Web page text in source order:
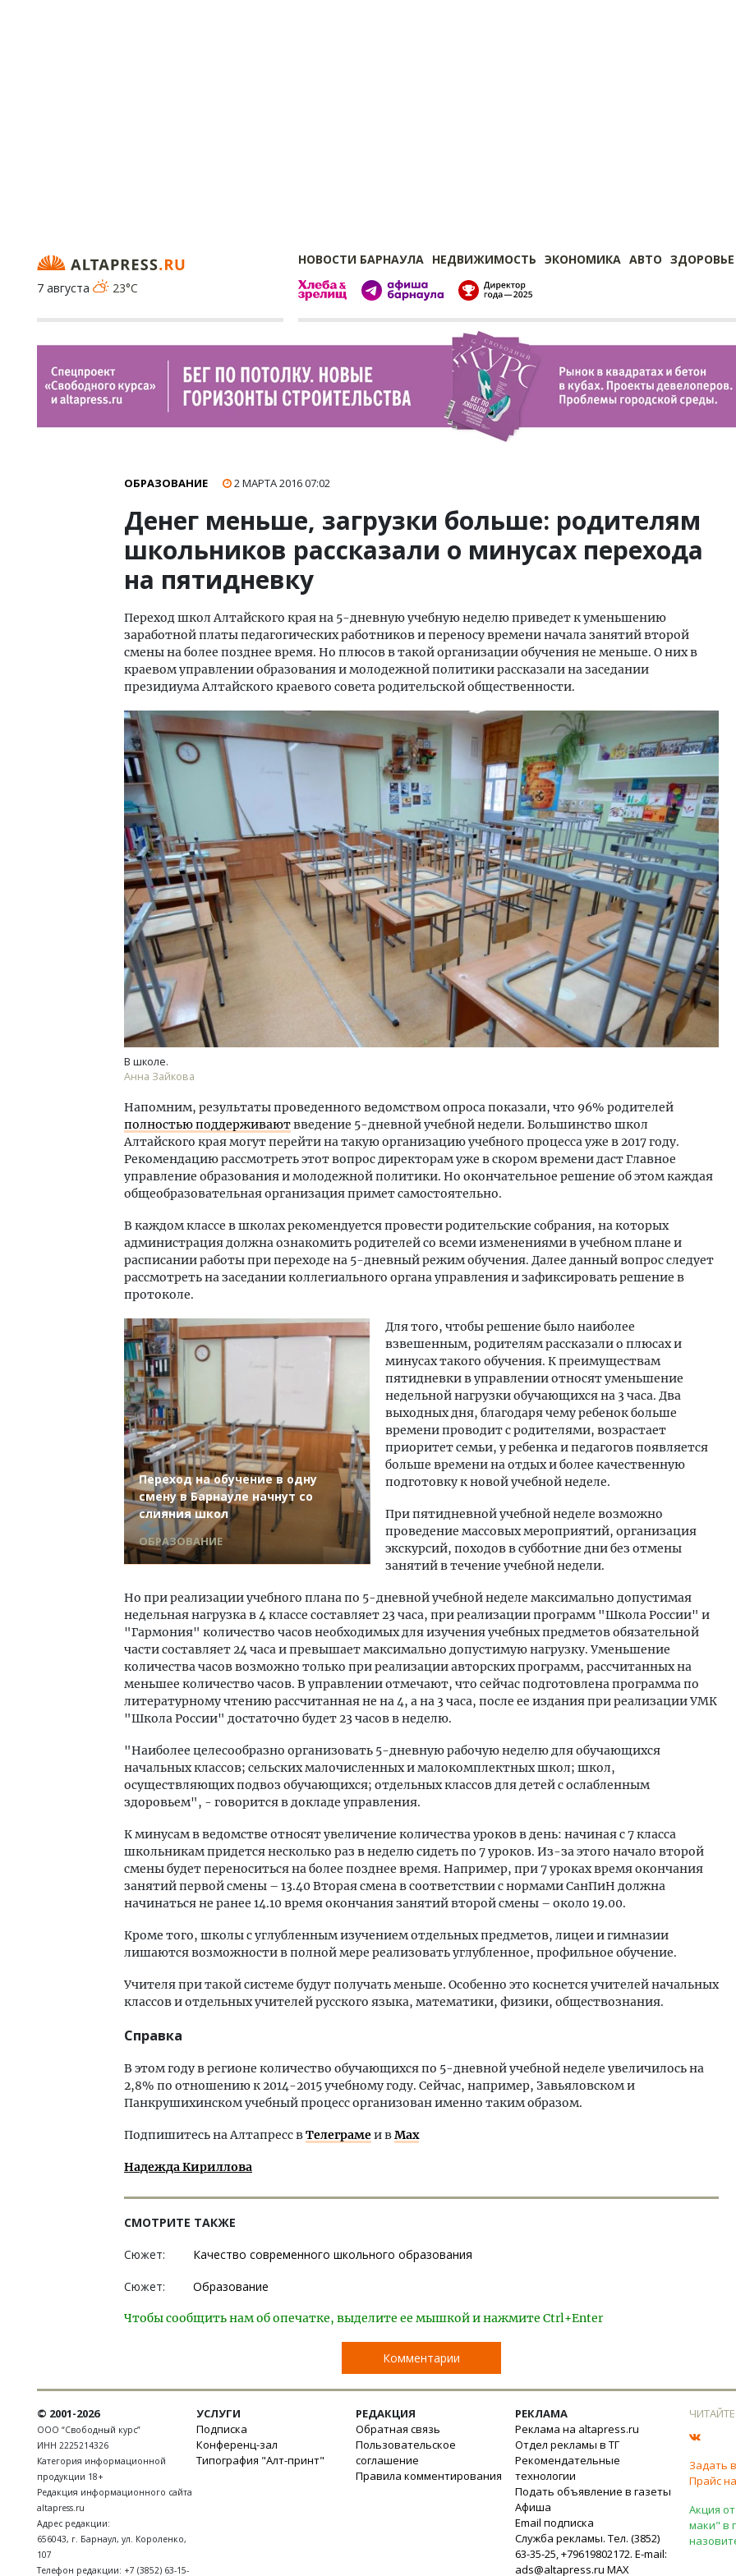
НОВОСТИ БАРНАУЛА НЕДВИЖИМОСТЬ ЭКОНОМИКА АВТО ЗДОРОВЬЕ
7 августа
23°C
ОБРАЗОВАНИЕ 2 МАРТА 201607:02
Денег меньше, загрузки больше: родителям
школьников рассказали о минусах перехода
на пятидневку
Переход школ Алтайского края на 5-дневную учебную неделю приведет к уменьшению
заработной платы педагогических работников и переносу времени начала занятий второй
смены на более позднее время. Но плюсов в такой организации обучения не меньше. О них в
краевом управлении образования и молодежной политики рассказали на заседании
президиума Алтайского краевого совета родительской общественности.
В школе.
Анна Зайкова
Напомним, результаты проведенного ведомством опроса показали, что 96% родителей
полностью поддерживаютвведение 5-дневной учебной недели. Большинство школ
Алтайского края могут перейти на такую организацию учебного процесса уже в 2017 году.
Рекомендацию рассмотреть этот вопрос директорам уже в скором времени даст Главное
управление образования и молодежной политики. Но окончательное решение об этом каждая
общеобразовательная организация примет самостоятельно.
В каждом классе в школах рекомендуется провести родительские собрания, на которых
администрация должна ознакомить родителей со всеми изменениями в учебном плане и
расписании работы при переходе на 5-дневный режим обучения. Далее данный вопрос следует
рассмотреть на заседании коллегиального органа управления и зафиксировать решение в
протоколе.
Переход на обучение в одну
смену в Барнауле начнут со
слияния школ
ОБРАЗОВАНИЕ
Для того, чтобы решение было наиболее
взвешенным, родителям рассказали о плюсах и
минусах такого обучения. К преимуществам
пятидневки в управлении относят уменьшение
недельной нагрузки обучающихся на 3 часа. Два
выходных дня, благодаря чему ребенок больше
времени проводит с родителями, возрастает
приоритет семьи, у ребенка и педагогов появляется
больше времени на отдых и более качественную
подготовку к новой учебной неделе.
При пятидневной учебной неделе возможно
проведение массовых мероприятий, организация
экскурсий, походов в субботние дни без отмены
занятий в течение учебной недели.
Но при реализации учебного плана по 5-дневной учебной неделе максимально допустимая
недельная нагрузка в 4 классе составляет 23 часа, при реализации программ "Школа России" и
"Гармония" количество часов необходимых для изучения учебных предметов обязательной
части составляет 24 часа и превышает максимально допустимую нагрузку. Уменьшение
количества часов возможно только при реализации авторских программ, рассчитанных на
меньшее количество часов. В управлении отмечают, что сейчас подготовлена программа по
литературному чтению рассчитанная не на 4, а на 3 часа, после ее издания при реализации УМК
"Школа России" достаточно будет 23 часов в неделю.
"Наиболее целесообразно организовать 5-дневную рабочую неделю для обучающихся
начальных классов; сельских малочисленных и малокомплектных школ; школ,
осуществляющих подвоз обучающихся; отдельных классов для детей с ослабленным
здоровьем", - говорится в докладе управления.
К минусам в ведомстве относят увеличение количества уроков в день: начиная с 7 класса
школьникам придется несколько раз в неделю сидеть по 7 уроков. Из-за этого начало второй
смены будет переноситься на более позднее время. Например, при 7 уроках время окончания
занятий первой смены – 13.40 Вторая смена в соответствии с нормами СанПиН должна
начинаться не ранее 14.10 время окончания занятий второй смены – около 19.00.
Кроме того, школы с углубленным изучением отдельных предметов, лицеи и гимназии
лишаются возможности в полной мере реализовать углубленное, профильное обучение.
Учителя при такой системе будут получать меньше. Особенно это коснется учителей начальных
классов и отдельных учителей русского языка, математики, физики, обществознания.
Справка
В этом году в регионе количество обучающихся по 5-дневной учебной неделе увеличилось на
2,8% по отношению к 2014-2015 учебному году. Сейчас, например, Завьяловском и
Панкрушихинском учебный процесс организован именно таким образом.
Подпишитесь на Алтапресс вТелеграмеи вMax
Надежда Кириллова
СМОТРИТЕ ТАКЖЕ
Сюжет: Качество современного школьного образования
Сюжет: Образование
Чтобы сообщить нам об опечатке, выделите ее мышкой и нажмите Ctrl+Enter
Комментарии
Смелость архитектурных
Генеральный директор
ЗИАС — об эстетике
трендах в фасадах и
СТРОИТЕЛЬСТВО
© 2001-2026
ООО “Свободный курс”
ИНН 2225214326
Категория информационной
продукции 18+
Редакция информационного сайта
altapress.ru
Адрес редакции:
656043, г. Барнаул, ул. Короленко,
107
Телефон редакции: +7 (3852) 63-15-
УСЛУГИ
Подписка
Конференц-зал
Типография "Алт-принт"
РЕДАКЦИЯ
Обратная связь
Пользовательское
соглашение
Правила комментирования
РЕКЛАМА
Реклама на altapress.ru
Отдел рекламы в ТГ
Рекомендательные
технологии
Подать объявление в газеты
Афиша
Email подписка
Служба рекламы. Тел. (3852)
63-35-25, +79619802172. E-mail:
ads@altapress.ru MAX
Задать
Прайс
Акция
маки" в